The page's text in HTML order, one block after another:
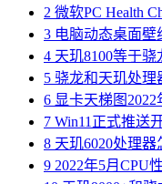
2 微软PC Health
3 电脑动态桌面壁
4 天玑8100等于
5 骁龙和天玑处理
6 显卡天梯图
7 Win11正式推送
8 天玑6020处理
9 2022年5月CPU